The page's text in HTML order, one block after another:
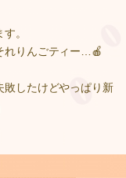
。
れりんごティー…🍎
敗したけどやっぱり新